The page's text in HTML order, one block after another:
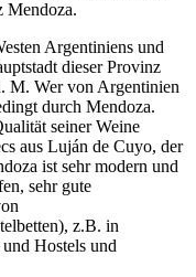
Mendoza.
Argentiniens und
dieser Provinz
M. Wer von Argentinien
durch Mendoza.
seiner Weine
aus Luján de Cuyo, der
ist sehr modern und
sehr gute
z.B. in
Hostels und